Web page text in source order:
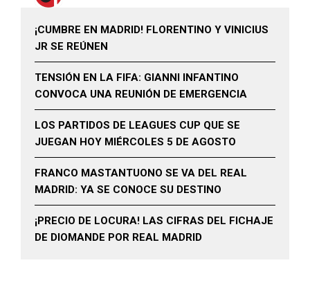
¡CUMBRE EN MADRID! FLORENTINO Y VINICIUS
JR SE REÚNEN
TENSIÓN EN LA FIFA: GIANNI INFANTINO
CONVOCA UNA REUNIÓN DE EMERGENCIA
LOS PARTIDOS DE LEAGUES CUP QUE SE
JUEGAN HOY MIÉRCOLES 5 DE AGOSTO
FRANCO MASTANTUONO SE VA DEL REAL
MADRID: YA SE CONOCE SU DESTINO
¡PRECIO DE LOCURA! LAS CIFRAS DEL FICHAJE
DE DIOMANDE POR REAL MADRID